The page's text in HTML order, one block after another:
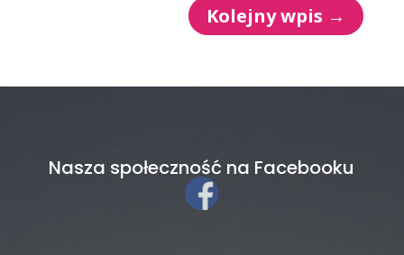
Kolejny wpis →
Nasza społeczność na Facebooku